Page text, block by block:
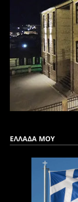
ΕΛΛΑΔΑ ΜΟΥ